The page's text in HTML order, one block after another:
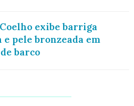
exibe barriga
e pele bronzeada em
barco